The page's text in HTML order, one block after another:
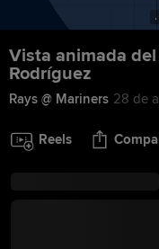
Vista animada
Rodríguez
Rays @ Mariners 28 de
Reels